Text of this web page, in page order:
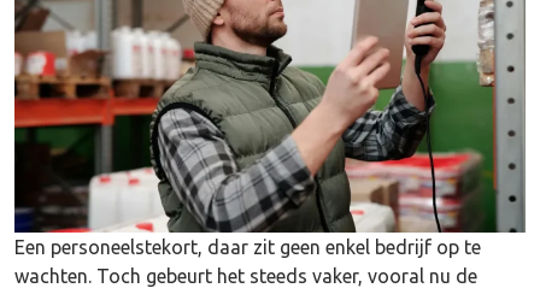
Een personeelstekort, daar zit geen enkel bedrijf op te
wachten. Toch gebeurt het steeds vaker, vooral nu de